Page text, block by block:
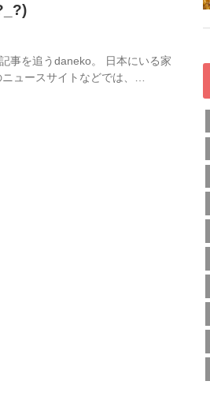
事を追うdaneko。 日本にいる家
ュースサイトなどでは、…